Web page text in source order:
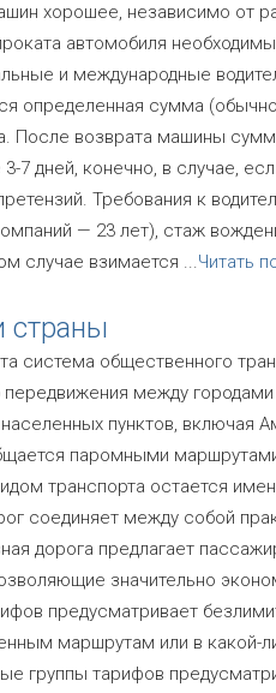
хорошее, независимо от
автомобиля необходимы
и международные
определенная сумма
После возврата машины
7 дней, конечно, в случае,
Требования к
— 23 лет), стаж
случае взимается ...Читать
страны
система общественного
передвижения между
пунктов, включая
паромными
транспорта остается
соединяет между собой
дорога предлагает
значительно
предусматривает
маршрутам или в какой-
группы тарифов